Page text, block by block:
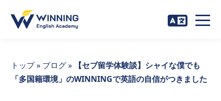
トップ» ブログ»
【セブ留学体験談】シャイな僕でも
「多国籍環境」のWINNINGで英語の自信がつきました